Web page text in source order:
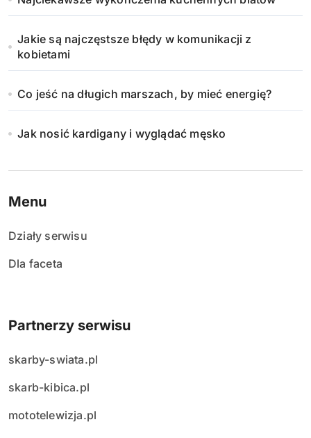
Jakie są najczęstsze błędy w komunikacji z
kobietami
Co jeść na długich marszach, by mieć energię?
Jak nosić kardigany i wyglądać męsko
Menu
Działy serwisu
Dla faceta
Partnerzy serwisu
skarby-swiata.pl
skarb-kibica.pl
mototelewizja.pl